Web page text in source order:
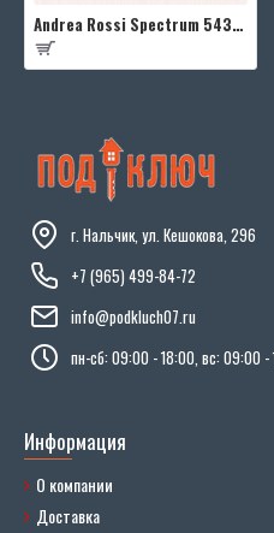
Andrea Rossi Spectrum 54335-1
г. Нальчик, ул. Кешокова, 296
+7 (965) 499-84-72
info@podkluch07.ru
пн-сб: 09:00 - 18:00, вс: 09:00 -
Информация
О компании
Доставка